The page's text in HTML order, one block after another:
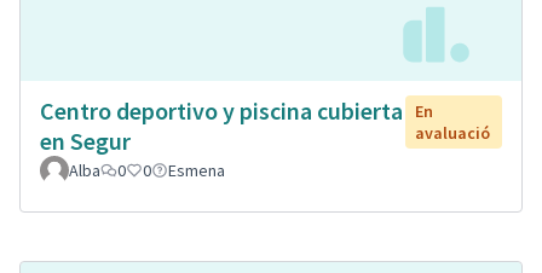
Centro deportivo y piscina cubierta
en Segur
En
avaluació
Alba
0 0 Esmena